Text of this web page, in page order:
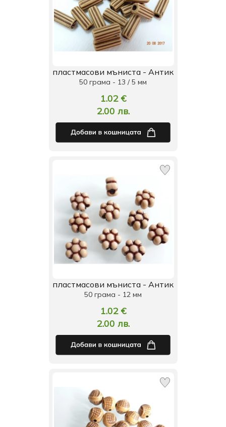
пластмасови мъниста - Антик
50 грама - 13 / 5 мм
1.02 €
2.00 лв.
пластмасови мъниста - Антик
50 грама - 12 мм
1.02 €
2.00 лв.